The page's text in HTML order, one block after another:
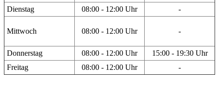
Dienstag
08:00 - 12:00 Uhr -
Mittwoch 08:00 - 12:00 Uhr -
Donnerstag 08:00 - 12:00 Uhr
15:00 - 19:30 Uhr
Freitag
08:00 - 12:00 Uhr -